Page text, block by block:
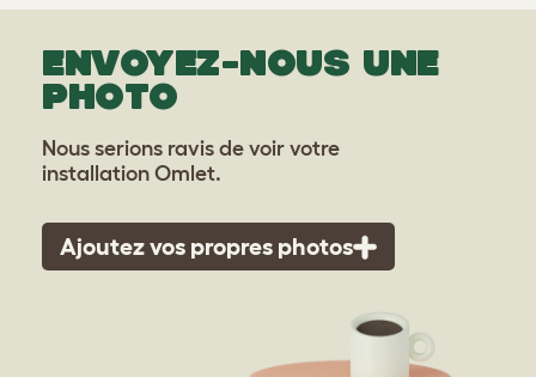
ENVOYEZ-NOUS UNE
PHOTO
Nous serions ravis de voir votre
installation Omlet.
Ajoutez vos propres photos